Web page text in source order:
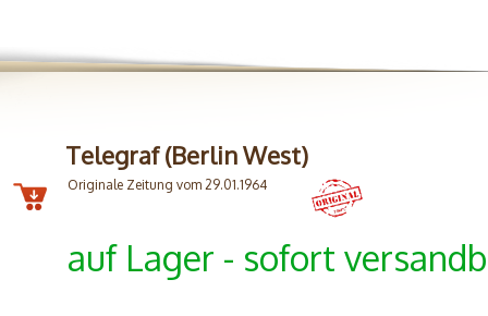
Telegraf (Berlin West)
Originale Zeitung vom 29.01.1964
auf Lager - sofort